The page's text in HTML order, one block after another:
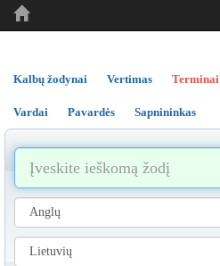
Kalbų žodynai Vertimas Terminai
Vardai Pavardės Sapnininkas